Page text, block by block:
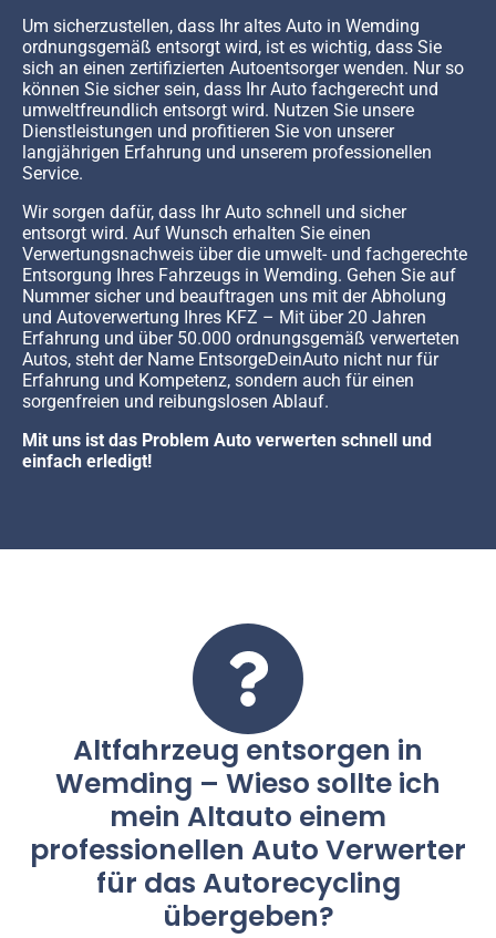
Um sicherzustellen, dass Ihr altes Auto in Wemding
ordnungsgemäß entsorgt wird, ist es wichtig, dass Sie
sich an einen zertifizierten Autoentsorger wenden. Nur so
können Sie sicher sein, dass Ihr Auto fachgerecht und
umweltfreundlich entsorgt wird. Nutzen Sie unsere
Dienstleistungen und profitieren Sie von unserer
langjährigen Erfahrung und unserem professionellen
Service.
Wir sorgen dafür, dass Ihr Auto schnell und sicher
entsorgt wird. Auf Wunsch erhalten Sie einen
Verwertungsnachweis über die umwelt- und fachgerechte
Entsorgung Ihres Fahrzeugs in Wemding. Gehen Sie auf
Nummer sicher und beauftragen uns mit der Abholung
und Autoverwertung Ihres KFZ – Mit über 20 Jahren
Erfahrung und über 50.000 ordnungsgemäß verwerteten
Autos, steht der Name EntsorgeDeinAuto nicht nur für
Erfahrung und Kompetenz, sondern auch für einen
sorgenfreien und reibungslosen Ablauf.
Mit uns ist das Problem Auto verwerten schnell und
einfach erledigt!
Altfahrzeug entsorgen in
Wemding – Wieso sollte ich
mein Altauto einem
professionellen Auto Verwerter
für das Autorecycling
übergeben?